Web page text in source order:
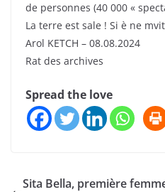
de personnes (40 000 «
La terre est sale ! Si è ne
Arol KETCH – 08.08.2024
Rat des archives
Spread the love
Sita Bella, première